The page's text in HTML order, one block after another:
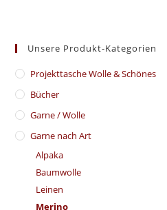
Unsere Produkt-Kategorien
​Projekttasche Wolle & Schönes
Bücher
Garne / Wolle
Garne nach Art
Alpaka
Baumwolle
Leinen
Merino